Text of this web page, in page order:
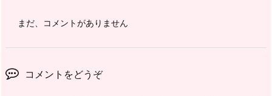
まだ、コメントがありません
コメントをどうぞ